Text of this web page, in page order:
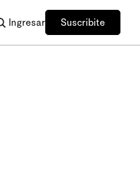
Ingresar Suscribite